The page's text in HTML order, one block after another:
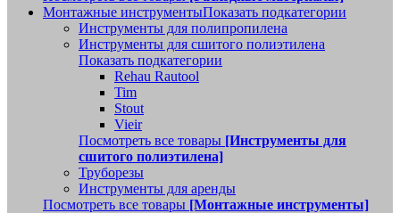
Монтажные инструментыПоказать подкатегории
Инструменты для полипропилена
Инструменты для сшитого полиэтилена
Показать подкатегории
Rehau Rautool
Tim
Stout
Vieir
Посмотреть все товары [Инструменты для
сшитого полиэтилена]
Труборезы
Инструменты для аренды
Посмотреть все товары [Монтажные инструменты]